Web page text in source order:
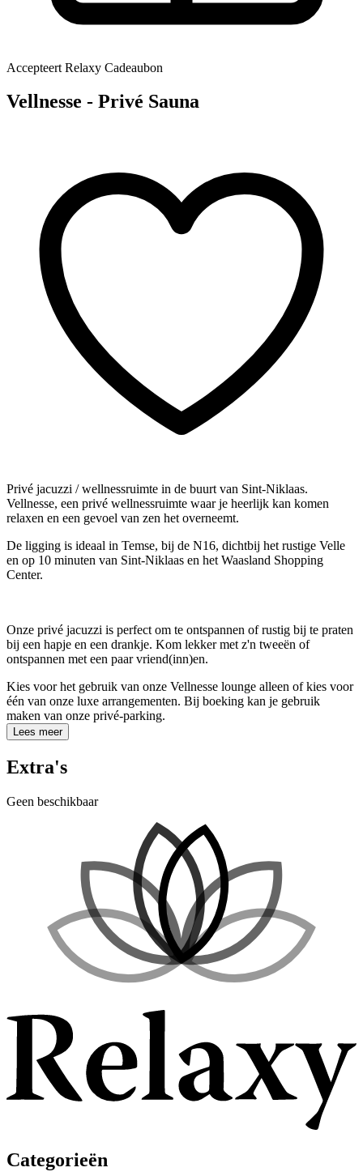
Accepteert Relaxy Cadeaubon
Vellnesse - Privé Sauna
Privé jacuzzi / wellnessruimte in de buurt van Sint-Niklaas.
Vellnesse, een privé wellnessruimte waar je heerlijk kan komen
relaxen en een gevoel van zen het overneemt.
De ligging is ideaal in Temse, bij de N16, dichtbij het rustige Velle
en op 10 minuten van Sint-Niklaas en het Waasland Shopping
Center.
Onze privé jacuzzi is perfect om te ontspannen of rustig bij te praten
bij een hapje en een drankje. Kom lekker met z'n tweeën of
ontspannen met een paar vriend(inn)en.
Kies voor het gebruik van onze Vellnesse lounge alleen of kies voor
één van onze luxe arrangementen. Bij boeking kan je gebruik
maken van onze privé-parking.
Lees meer
Extra's
Geen beschikbaar
Categorieën